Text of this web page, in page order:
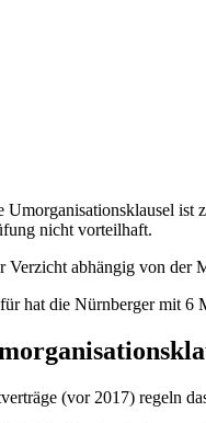
Umorganisationsklausel ist
nicht vorteilhaft.
Verzicht abhängig von der
hat die Nürnberger mit 6
(vor 2017) regeln